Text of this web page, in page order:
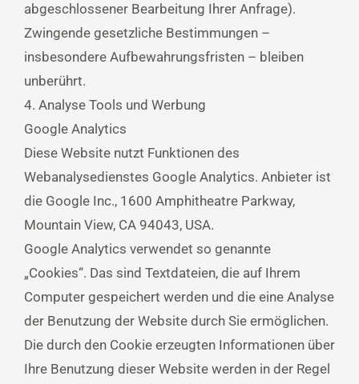
abgeschlossener Bearbeitung Ihrer Anfrage).
Zwingende gesetzliche Bestimmungen –
insbesondere Aufbewahrungsfristen – bleiben
unberührt.
4. Analyse Tools und Werbung
Google Analytics
Diese Website nutzt Funktionen des
Webanalysedienstes Google Analytics. Anbieter ist
die Google Inc., 1600 Amphitheatre Parkway,
Mountain View, CA 94043, USA.
Google Analytics verwendet so genannte
„Cookies“. Das sind Textdateien, die auf Ihrem
Computer gespeichert werden und die eine Analyse
der Benutzung der Website durch Sie ermöglichen.
Die durch den Cookie erzeugten Informationen über
Ihre Benutzung dieser Website werden in der Regel